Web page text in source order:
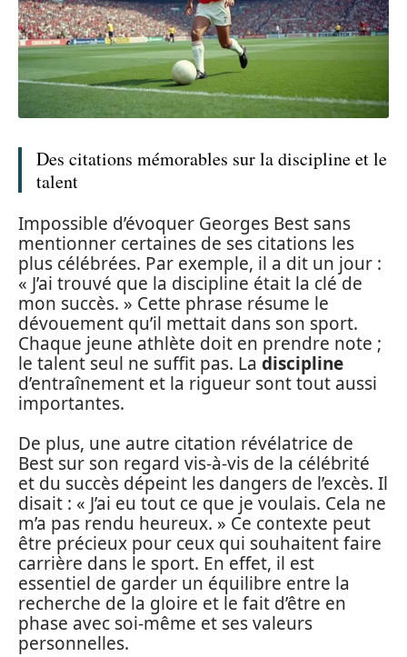
Des citations mémorables sur la discipline et le
talent
Impossible d’évoquer Georges Best sans
mentionner certaines de ses citations les
plus célébrées. Par exemple, il a dit un jour :
« J’ai trouvé que la discipline était la clé de
mon succès. » Cette phrase résume le
dévouement qu’il mettait dans son sport.
Chaque jeune athlète doit en prendre note ;
le talent seul ne suffit pas. La discipline
d’entraînement et la rigueur sont tout aussi
importantes.
De plus, une autre citation révélatrice de
Best sur son regard vis-à-vis de la célébrité
et du succès dépeint les dangers de l’excès. Il
disait : « J’ai eu tout ce que je voulais. Cela ne
m’a pas rendu heureux. » Ce contexte peut
être précieux pour ceux qui souhaitent faire
carrière dans le sport. En effet, il est
essentiel de garder un équilibre entre la
recherche de la gloire et le fait d’être en
phase avec soi-même et ses valeurs
personnelles.